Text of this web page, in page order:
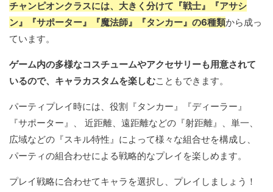
チャンピオンクラスには、大きく分けて『戦士』『アサシ
ン』『サポーター』『魔法師』『タンカー』の6種類から成っ
ています。
ゲーム内の多様なコスチュームやアクセサリーも用意されて
いるので、キャラカスタムを楽しむこともできます。
パーティプレイ時には、役割『タンカー』『ディーラー』
『サポーター』、 近距離、遠距離などの『射距離』、単一、
広域などの『スキル特性』によって様々な組合せを構成し、
パーティの組合わせによる戦略的なプレイを楽しめます。
プレイ戦略に合わせてキャラを選択し、プレイしましょう！